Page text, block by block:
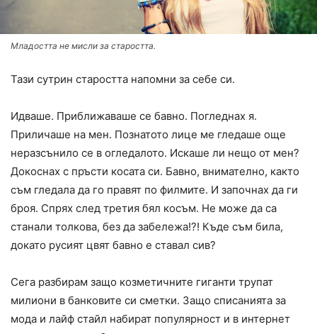
Младостта не мисли за старостта.
Тази сутрин старостта напомни за себе си.
Идваше. Приближаваше се бавно. Погледнах я.
Приличаше на мен. Познатото лице ме гледаше още
неразсънило се в огледалото. Искаше ли нещо от мен?
Докоснах с пръсти косата си. Бавно, внимателно, както
съм гледала да го правят по филмите. И започнах да ги
броя. Спрях след третия бял косъм. Не може да са
станали толкова, без да забележа!?! Къде съм била,
докато русият цвят бавно е ставал сив?
Сега разбирам защо козметичните гиганти трупат
милиони в банковите си сметки. Защо списанията за
мода и лайф стайл набират популярност и в интернет